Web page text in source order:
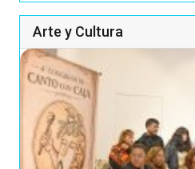
Arte y Cultura